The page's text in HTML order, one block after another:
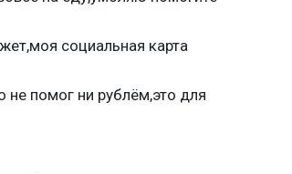
социальная карта
не помог ни рублём,это для